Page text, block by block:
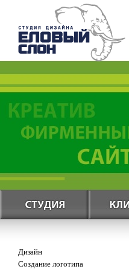
Дизайн
Создание логотипа